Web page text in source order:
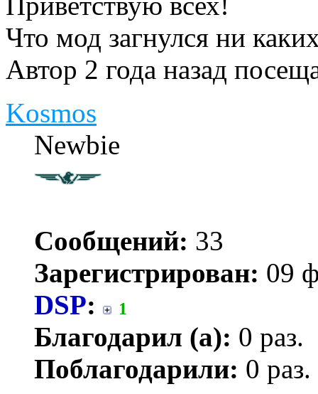
Что мод загнулся ни
Автор 2 года назад
Kosmos
Newbie
Сообщений: 33
Зарегистрирован: 09
DSP: 1
Благодарил (а): 0 раз.
Поблагодарили: 0 раз.